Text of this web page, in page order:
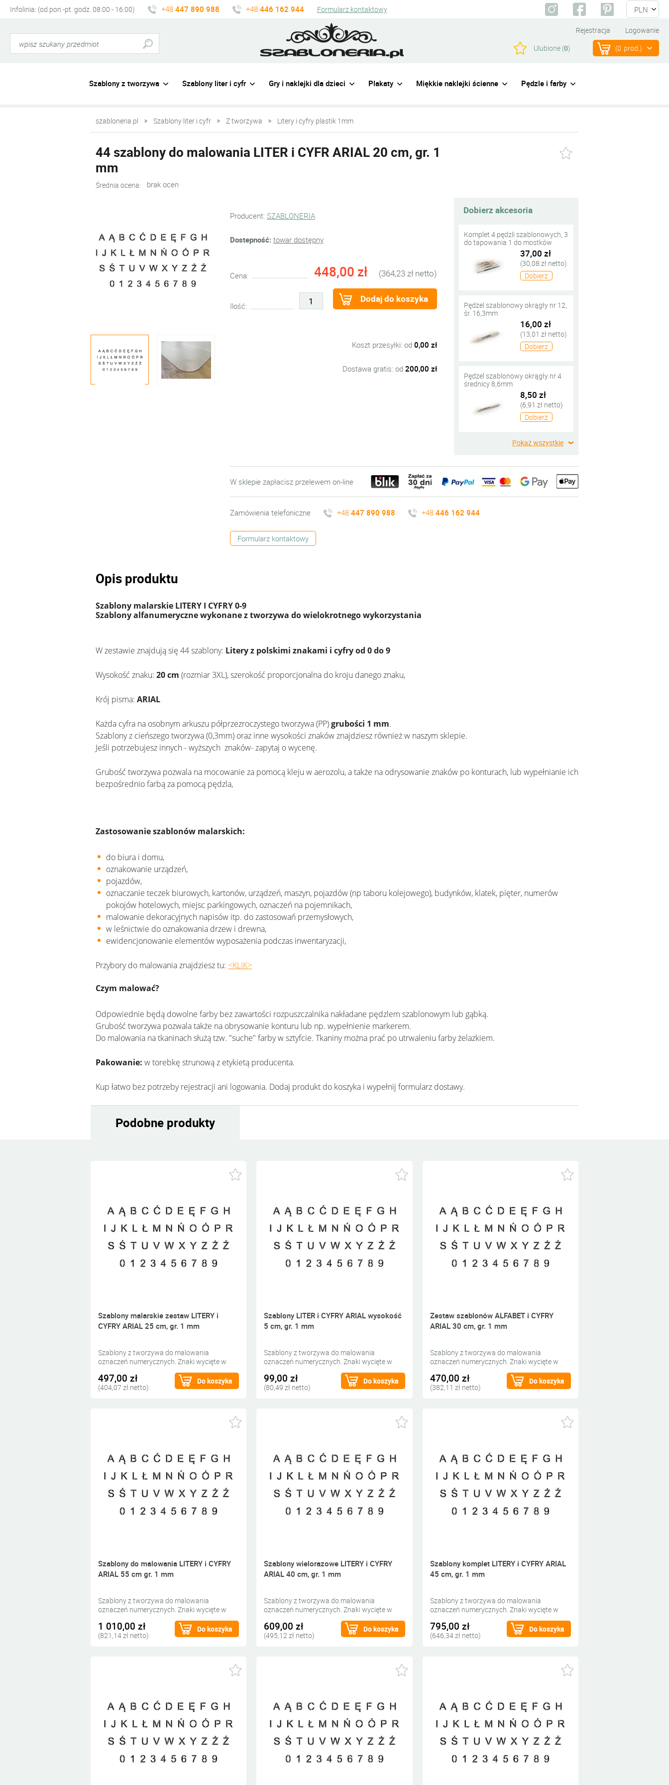
Infolinia: (od pon.-pt. godz. 08:00 - 16:00) +48 447 890 988 +48 446 162 944 Formularz kontaktowy
Rejestracja
Logowanie
Ulubione (0) (0 prod.)
Szablony z tworzywa Szablony liter i cyfr Gry i naklejki dla dzieci Plakaty Miękkie naklejki ścienne Pędzle i farby
szabloneria.pl Szablony liter i cyfr Z tworzywa Litery i cyfry plastik 1mm
44 szablony do malowania LITER i CYFR ARIAL 20 cm, gr. 1
mm
Średnia ocena: brak ocen
Producent: SZABLONERIA
Dostepność: towar dostępny
Cena: 448,00 zł (364,23 zł netto)
Ilość:
Dodaj do koszyka
Koszt przesyłki: od 0,00 zł
Dostawa gratis: od 200,00 zł
Dobierz akcesoria
Komplet 4 pędzli szablonowych, 3
do tapowania 1 do mostków
37,00 zł
(30,08 zł netto)
Dobierz
Pędzel szablonowy okrągły nr 12,
śr. 16,3mm
16,00 zł
(13,01 zł netto)
Dobierz
Pędzel szablonowy okrągły nr 4
średnicy 8,6mm
8,50 zł
(6,91 zł netto)
Dobierz
Pokaż wszystkie
W sklepie zapłacisz przelewem on-line
Zamówienia telefoniczne +48 447 890 988 +48 446 162 944
Formularz kontaktowy
Opis produktu
Szablony malarskie LITERY I CYFRY 0-9
Szablony alfanumeryczne wykonane z tworzywa do wielokrotnego wykorzystania
W zestawie znajdują się 44 szablony: Litery z polskimi znakami i cyfry od 0 do 9
Wysokość znaku: 20 cm (rozmiar 3XL), szerokość proporcjonalna do kroju danego znaku,
Krój pisma: ARIAL
Każda cyfra na osobnym arkuszu półprzezroczystego tworzywa (PP)grubości 1 mm.
Szablony z cieńszego tworzywa (0,3mm) oraz inne wysokości znaków znajdziesz również w naszym sklepie.
Jeśli potrzebujesz innych - wyższych znaków- zapytaj o wycenę.
Grubość tworzywa pozwala na mocowanie za pomocą kleju w aerozolu, a także na odrysowanie znaków po konturach, lub wypełnianie ich
bezpośrednio farbą za pomocą pędzla,
Zastosowanie szablonów malarskich:
do biura i domu,
oznakowanie urządzeń,
pojazdów,
oznaczanie teczek biurowych, kartonów, urządzeń, maszyn, pojazdów (np taboru kolejowego), budynków, klatek, pięter, numerów
pokojów hotelowych, miejsc parkingowych, oznaczeń na pojemnikach,
malowanie dekoracyjnych napisów itp. do zastosowań przemysłowych,
w leśnictwie do oznakowania drzew i drewna,
ewidencjonowanie elementów wyposażenia podczas inwentaryzacji,
Przybory do malowania znajdziesz tu: <KLIK>
Czym malować?
Odpowiednie będą dowolne farby bez zawartości rozpuszczalnika nakładane pędzlem szablonowym lub gąbką.
Grubość tworzywa pozwala także na obrysowanie konturu lub np. wypełnienie markerem.
Do malowania na tkaninach służą tzw. "suche" farby w sztyfcie. Tkaniny można prać po utrwaleniu farby żelazkiem.
Pakowanie: w torebkę strunową z etykietą producenta.
Kup łatwo bez potrzeby rejestracji ani logowania. Dodaj produkt do koszyka i wypełnij formularz dostawy.
Podobne produkty
Szablony malarskie zestaw LITERY i
CYFRY ARIAL 25 cm, gr. 1 mm
Szablony z tworzywa do malowania
oznaczeń numerycznych. Znaki wycięte w
grubym tworzywie do wypełnienia farbą.
497,00 zł
(404,07 zł netto)
Do koszyka
Szablony LITER i CYFRY ARIAL wysokość
5 cm, gr. 1 mm
Szablony z tworzywa do malowania
oznaczeń numerycznych. Znaki wycięte w
grubym tworzywie do wypełnienia farbą.
99,00 zł
(80,49 zł netto)
Do koszyka
Zestaw szablonów ALFABET i CYFRY
ARIAL 30 cm, gr. 1 mm
Szablony z tworzywa do malowania
oznaczeń numerycznych. Znaki wycięte w
grubym tworzywie do wypełnienia farbą.
470,00 zł
(382,11 zł netto)
Do koszyka
Szablony do malowania LITERY i CYFRY
ARIAL 55 cm gr. 1 mm
Szablony z tworzywa do malowania
oznaczeń numerycznych. Znaki wycięte w
1 010,00 zł
(821,14 zł netto)
Do koszyka
Szablony wielorazowe LITERY i CYFRY
ARIAL 40 cm, gr. 1 mm
Szablony z tworzywa do malowania
oznaczeń numerycznych. Znaki wycięte w
609,00 zł
(495,12 zł netto)
Do koszyka
Szablony komplet LITERY i CYFRY ARIAL
45 cm, gr. 1 mm
Szablony z tworzywa do malowania
oznaczeń numerycznych. Znaki wycięte w
795,00 zł
(646,34 zł netto)
Do koszyka